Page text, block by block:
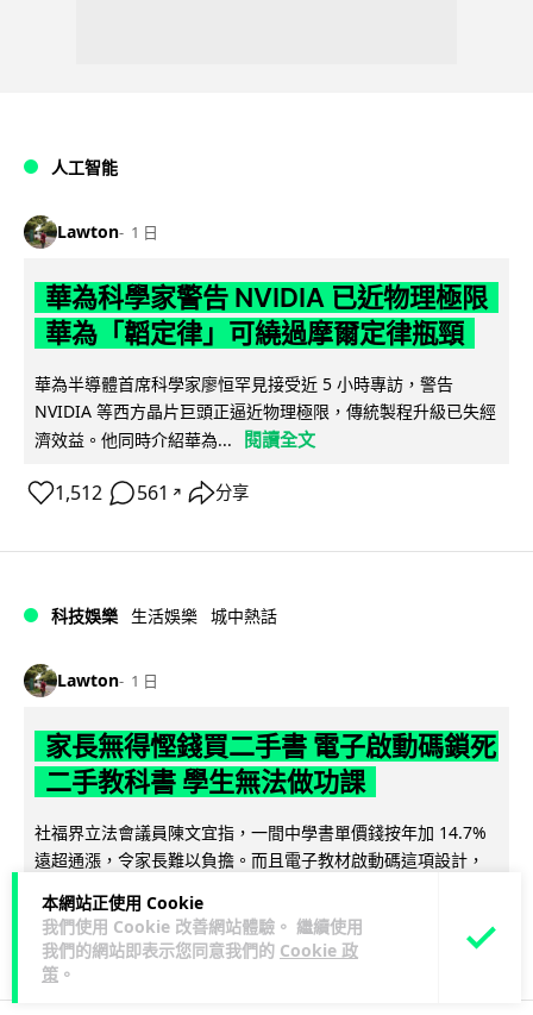
本網站正使用 Cookie
我們使用 Cookie 改善網站體驗。 繼續使用
我們的網站即表示您同意我們的 Cookie 政
策 。
人工智能
Lawton 1 日
華為科學家警告 NVIDIA 已近物理極限
華為「韜定律」可繞過摩爾定律瓶頸
華為半導體首席科學家廖恒罕見接受近 5 小時專訪，警告
NVIDIA 等西方晶片巨頭正逼近物理極限，傳統製程升級已失經
濟效益。他同時介紹華為...
閱讀全文
1,512 561 ↗ 分享
科技娛樂 生活娛樂 城中熱話
Lawton 1 日
家長無得慳錢買二手書 電子啟動碼鎖死
二手教科書 學生無法做功課
社福界立法會議員陳文宜指，一間中學書單價錢按年加 14.7%
遠超通漲，令家長難以負擔。而且電子教材啟動碼這項設計，
令學生無法完成功課，二手...
892 346↗ 分享